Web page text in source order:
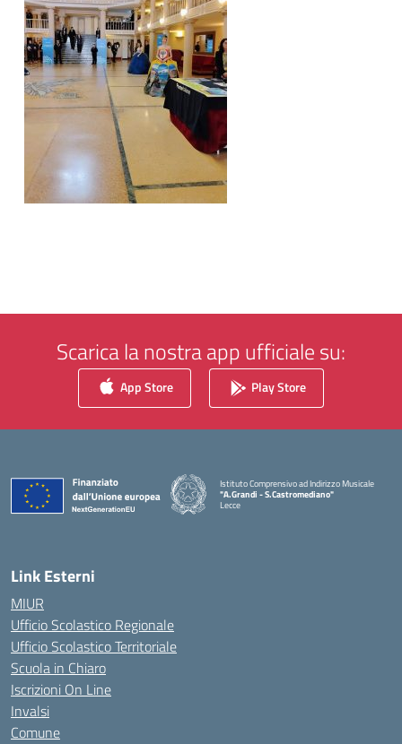
Scarica la nostra app ufficiale su:
App Store Play Store
Istituto Comprensivo ad Indirizzo Musicale
"A.Grandi - S.Castromediano"
Lecce
Link Esterni
MIUR
Ufficio Scolastico Regionale
Ufficio Scolastico Territoriale
Scuola in Chiaro
Iscrizioni On Line
Invalsi
Comune